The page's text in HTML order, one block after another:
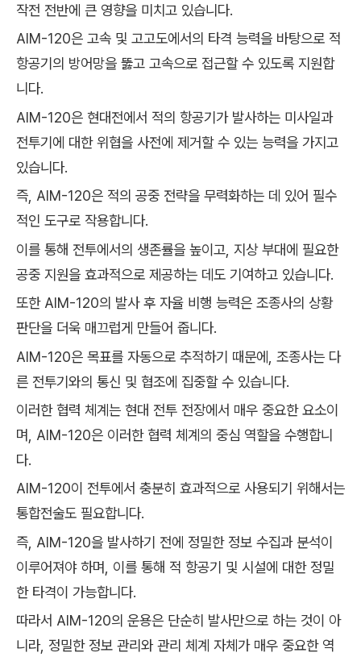
작전 전반에 큰 영향을 미치고 있습니다.
AIM-120은 고속 및 고고도에서의 타격 능력을 바탕으로 적
항공기의 방어망을 뚫고 고속으로 접근할 수 있도록 지원합
니다.
AIM-120은 현대전에서 적의 항공기가 발사하는 미사일과
전투기에 대한 위협을 사전에 제거할 수 있는 능력을 가지고
있습니다.
즉, AIM-120은 적의 공중 전략을 무력화하는 데 있어 필수
적인 도구로 작용합니다.
이를 통해 전투에서의 생존률을 높이고, 지상 부대에 필요한
공중 지원을 효과적으로 제공하는 데도 기여하고 있습니다.
또한 AIM-120의 발사 후 자율 비행 능력은 조종사의 상황
판단을 더욱 매끄럽게 만들어 줍니다.
AIM-120은 목표를 자동으로 추적하기 때문에, 조종사는 다
른 전투기와의 통신 및 협조에 집중할 수 있습니다.
이러한 협력 체계는 현대 전투 전장에서 매우 중요한 요소이
며, AIM-120은 이러한 협력 체계의 중심 역할을 수행합니
다.
AIM-120이 전투에서 충분히 효과적으로 사용되기 위해서는
통합전술도 필요합니다.
즉, AIM-120을 발사하기 전에 정밀한 정보 수집과 분석이
이루어져야 하며, 이를 통해 적 항공기 및 시설에 대한 정밀
한 타격이 가능합니다.
따라서 AIM-120의 운용은 단순히 발사만으로 하는 것이 아
니라, 정밀한 정보 관리와 관리 체계 자체가 매우 중요한 역